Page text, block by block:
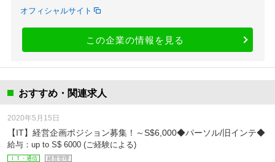
オフィシャルサイト
この企業の情報を見る
おすすめ・関連求人
【IT】経営企画ポジション募集！～S$6,000◆パーソル/旧インテ◆
給与：up to S$ 6000 (ご経験による)
ＩＴ・通信 経営管理
2020年5月15日